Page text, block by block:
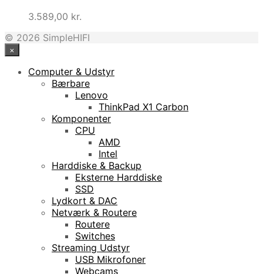
3.589,00 kr.
© 2026 SimpleHIFI
×
Computer & Udstyr
Bærbare
Lenovo
ThinkPad X1 Carbon
Komponenter
CPU
AMD
Intel
Harddiske & Backup
Eksterne Harddiske
SSD
Lydkort & DAC
Netværk & Routere
Routere
Switches
Streaming Udstyr
USB Mikrofoner
Webcams